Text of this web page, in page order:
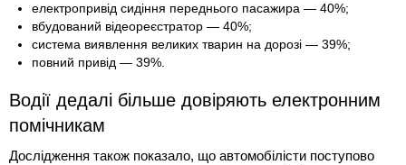
електропривід сидіння переднього пасажира — 40%;
вбудований відеореєстратор — 40%;
система виявлення великих тварин на дорозі — 39%;
повний привід — 39%.
Водії дедалі більше довіряють електронним
помічникам
Дослідження також показало, що автомобілісти поступово